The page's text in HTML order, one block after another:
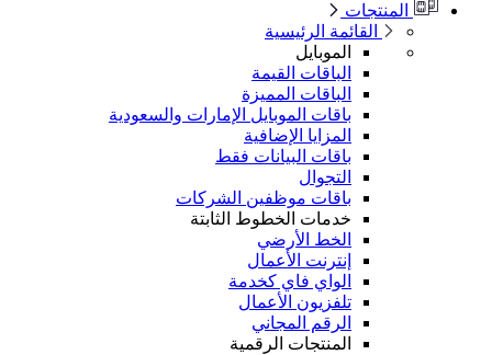
المنتجات
القائمة الرئيسية
الموبايل
الباقات القيمة
الباقات المميزة
باقات الموبايل الإمارات والسعودية
المزايا الإضافية
باقات البيانات فقط
التجوال
باقات موظفين الشركات
خدمات الخطوط الثابتة
الخط الأرضي
إنترنت الأعمال
الواي فاي كخدمة
تلفزيون الأعمال
الرقم المجاني
المنتجات الرقمية